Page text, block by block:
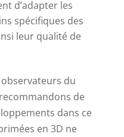
d’adapter les
spécifiques des
leur qualité de
du
de
dans ce
en 3D ne